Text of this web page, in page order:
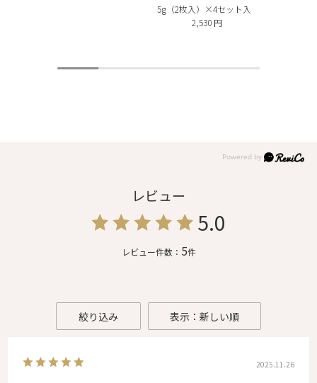
5g（2枚入）×4セット入
2,530 円
レビュー
5.0
レビュー件数： 5件
絞り込み 表示：新しい順
2025.11.26